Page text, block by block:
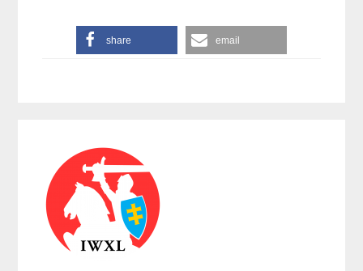
share email
Interactions
Sidebar